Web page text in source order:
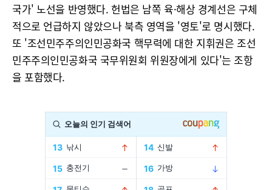
국가' 노선을 반영했다. 헌법은 남쪽 육·해상 경계선은 구체
적으로 언급하지 않았으나 북측 영역을 '영토'로 명시했다.
또 '조선민주주의인민공화국 핵무력에 대한 지휘권은 조선
민주주의인민공화국 국무위원회 위원장에게 있다'는 조항
을 포함했다.